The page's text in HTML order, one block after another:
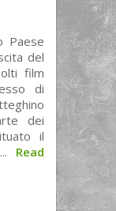
Paese
del
film
di
dei
il
Read